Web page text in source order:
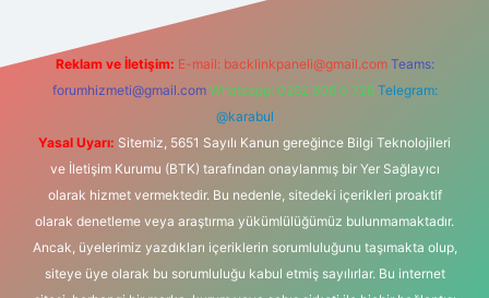
Reklam ve İletişim: E-mail: backlinkpaneli@gmail.com Teams:
forumhizmeti@gmail.com Whatsapp: 0262 606 0 726 Telegram:
@karabul
Yasal Uyarı: Sitemiz, 5651 Sayılı Kanun gereğince Bilgi Teknolojileri
ve İletişim Kurumu (BTK) tarafından onaylanmış bir Yer Sağlayıcı
olarak hizmet vermektedir. Bu nedenle, sitedeki içerikleri proaktif
olarak denetleme veya araştırma yükümlülüğümüz bulunmamaktadır.
Ancak, üyelerimiz yazdıkları içeriklerin sorumluluğunu taşımakta olup,
siteye üye olarak bu sorumluluğu kabul etmiş sayılırlar. Bu internet